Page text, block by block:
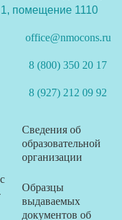
помещение 1110
office@nmocons.ru
8 (800) 350 20 17
8 (927) 212 09 92
Сведения об
образовательной
организации
Образцы
выдаваемых
документов об